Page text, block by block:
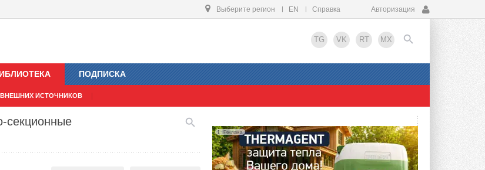
Выберите регион EN Справка Авторизация
TG VK RT MX
ВНЕШНИХ ИСТОЧНИКОВ
ПОДПИСКА
EN
секционные
Реклама